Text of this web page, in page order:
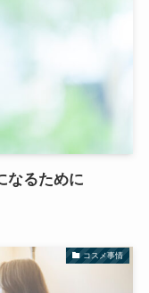
なるために
コスメ事情